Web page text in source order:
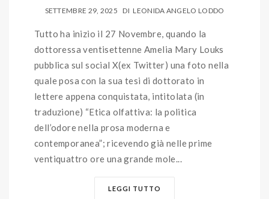
SETTEMBRE 29, 2025 DI LEONIDA ANGELO LODDO
Tutto ha inizio il 27 Novembre, quando la
dottoressa ventisettenne Amelia Mary Louks
pubblica sul social X(ex Twitter) una foto nella
quale posa con la sua tesi di dottorato in
lettere appena conquistata, intitolata (in
traduzione) “Etica olfattiva: la politica
dell’odore nella prosa moderna e
contemporanea”; ricevendo già nelle prime
ventiquattro ore una grande mole...
LEGGI TUTTO